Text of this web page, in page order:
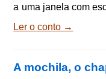
a uma janela com
de neve que caíam
Aquele vermelho
Ler o conto →
A mochila, o